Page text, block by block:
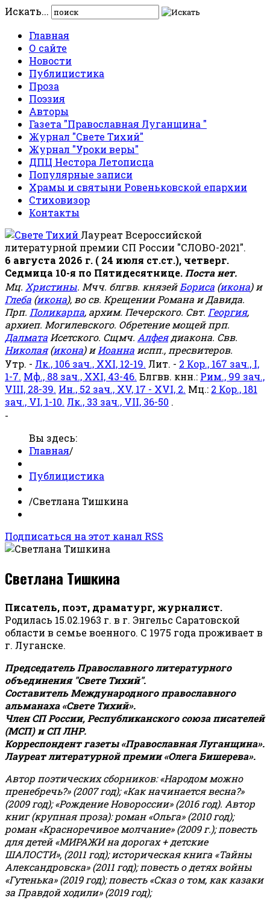
Искать...
Главная
О сайте
Новости
Публицистика
Проза
Поэзия
Авторы
Газета "Православная Луганщина "
Журнал "Свете Тихий"
Журнал "Уроки веры"
ДПЦ Нестора Летописца
Популярные записи
Храмы и святыни Ровеньковской епархии
Стиховизор
Контакты
Лауреат Всероссийской
литературной премии СП России "СЛОВО-2021".
6 августа 2026 г. ( 24 июля ст.ст.), четверг.
Седмица 10-я по Пятидесятнице. Поста нет.
Мц. Христины. Мчч. блгвв. князейБориса (икона) и
Глеба (икона), во св. Крещении Романа и Давида.
Прп. Поликарпа, архим. Печерского. Свт. Георгия,
архиеп. Могилевского. Обретение мощей прп.
Далмата Исетского. Сщмч. Алфеядиакона. Свв.
Николая(икона) иИоанна испп., пресвитеров.
Утр. - Лк., 106 зач., XXI, 12-19. Лит. - 2 Кор., 167 зач., I,
1-7. Мф., 88 зач., XXI, 43-46. Блгвв. кнн.: Рим., 99 зач.,
VIII, 28-39. Ин., 52 зач., XV, 17 - XVI, 2. Мц.: 2 Кор., 181
зач., VI, 1-10. Лк., 33 зач., VII, 36-50 .
-
Вы здесь:
Главная/
Публицистика
/Светлана Тишкина
Подписаться на этот канал RSS
Светлана Тишкина
Писатель, поэт, драматург, журналист.
Родилась 15.02.1963 г. в г. Энгельс Саратовской
области в семье военного. С 1975 года проживает в
г. Луганске.
Председатель Православного литературного
объединения "Свете Тихий".
Составитель Международного православного
альманаха «Свете Тихий».
Член СП России, Республиканского союза писателей
(МСП) и СП ЛНР.
Корреспондент газеты «Православная Луганщина».
Лауреат литературной премии «Олега Бишерева».
Автор поэтических сборников: «Народом можно
пренебречь?» (2007 год); «Как начинается весна?»
(2009 год); «Рождение Новороссии» (2016 год). Автор
книг (крупная проза): роман «Ольга» (2010 год);
роман «Красноречивое молчание» (2009 г.); повесть
для детей «МИРАЖИ на дорогах + детские
ШАЛОСТИ», (2011 год); историческая книга «Тайны
Александровска» (2011 год); повесть о детях войны
«Гутенька» (2019 год); повесть «Сказ о том, как казаки
за Правдой ходили» (2019 год);